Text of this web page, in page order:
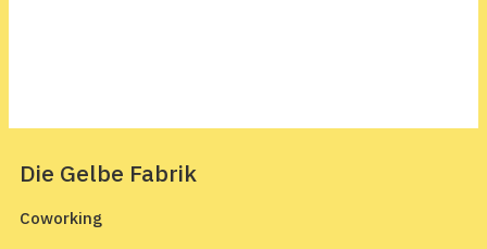
Die Gelbe Fabrik
Coworking